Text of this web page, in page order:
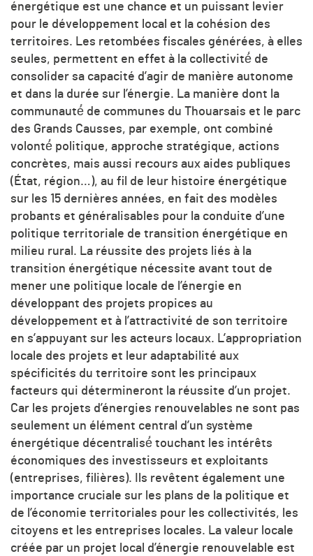
énergétique est une chance et un puissant levier
pour le développement local et la cohésion des
territoires. Les retombées fiscales générées, à elles
seules, permettent en effet à la collectivité́ de
consolider sa capacité d’agir de manière autonome
et dans la durée sur l’énergie. La manière dont la
communauté́ de communes du Thouarsais et le parc
des Grands Causses, par exemple, ont combiné
volonté́ politique, approche stratégique, actions
concrètes, mais aussi recours aux aides publiques
(État, région…), au fil de leur histoire énergétique
sur les 15 dernières années, en fait des modèles
probants et généralisables pour la conduite d’une
politique territoriale de transition énergétique en
milieu rural. La réussite des projets liés à la
transition énergétique nécessite avant tout de
mener une politique locale de l’énergie en
développant des projets propices au
développement et à l’attractivité de son territoire
en s’appuyant sur les acteurs locaux. L’appropriation
locale des projets et leur adaptabilité aux
spécificités du territoire sont les principaux
facteurs qui détermineront la réussite d’un projet.
Car les projets d’énergies renouvelables ne sont pas
seulement un élément central d’un système
énergétique décentralisé́ touchant les intérêts
économiques des investisseurs et exploitants
(entreprises, filières). Ils revêtent également une
importance cruciale sur les plans de la politique et
de l’économie territoriales pour les collectivités, les
citoyens et les entreprises locales. La valeur locale
créée par un projet local d’énergie renouvelable est